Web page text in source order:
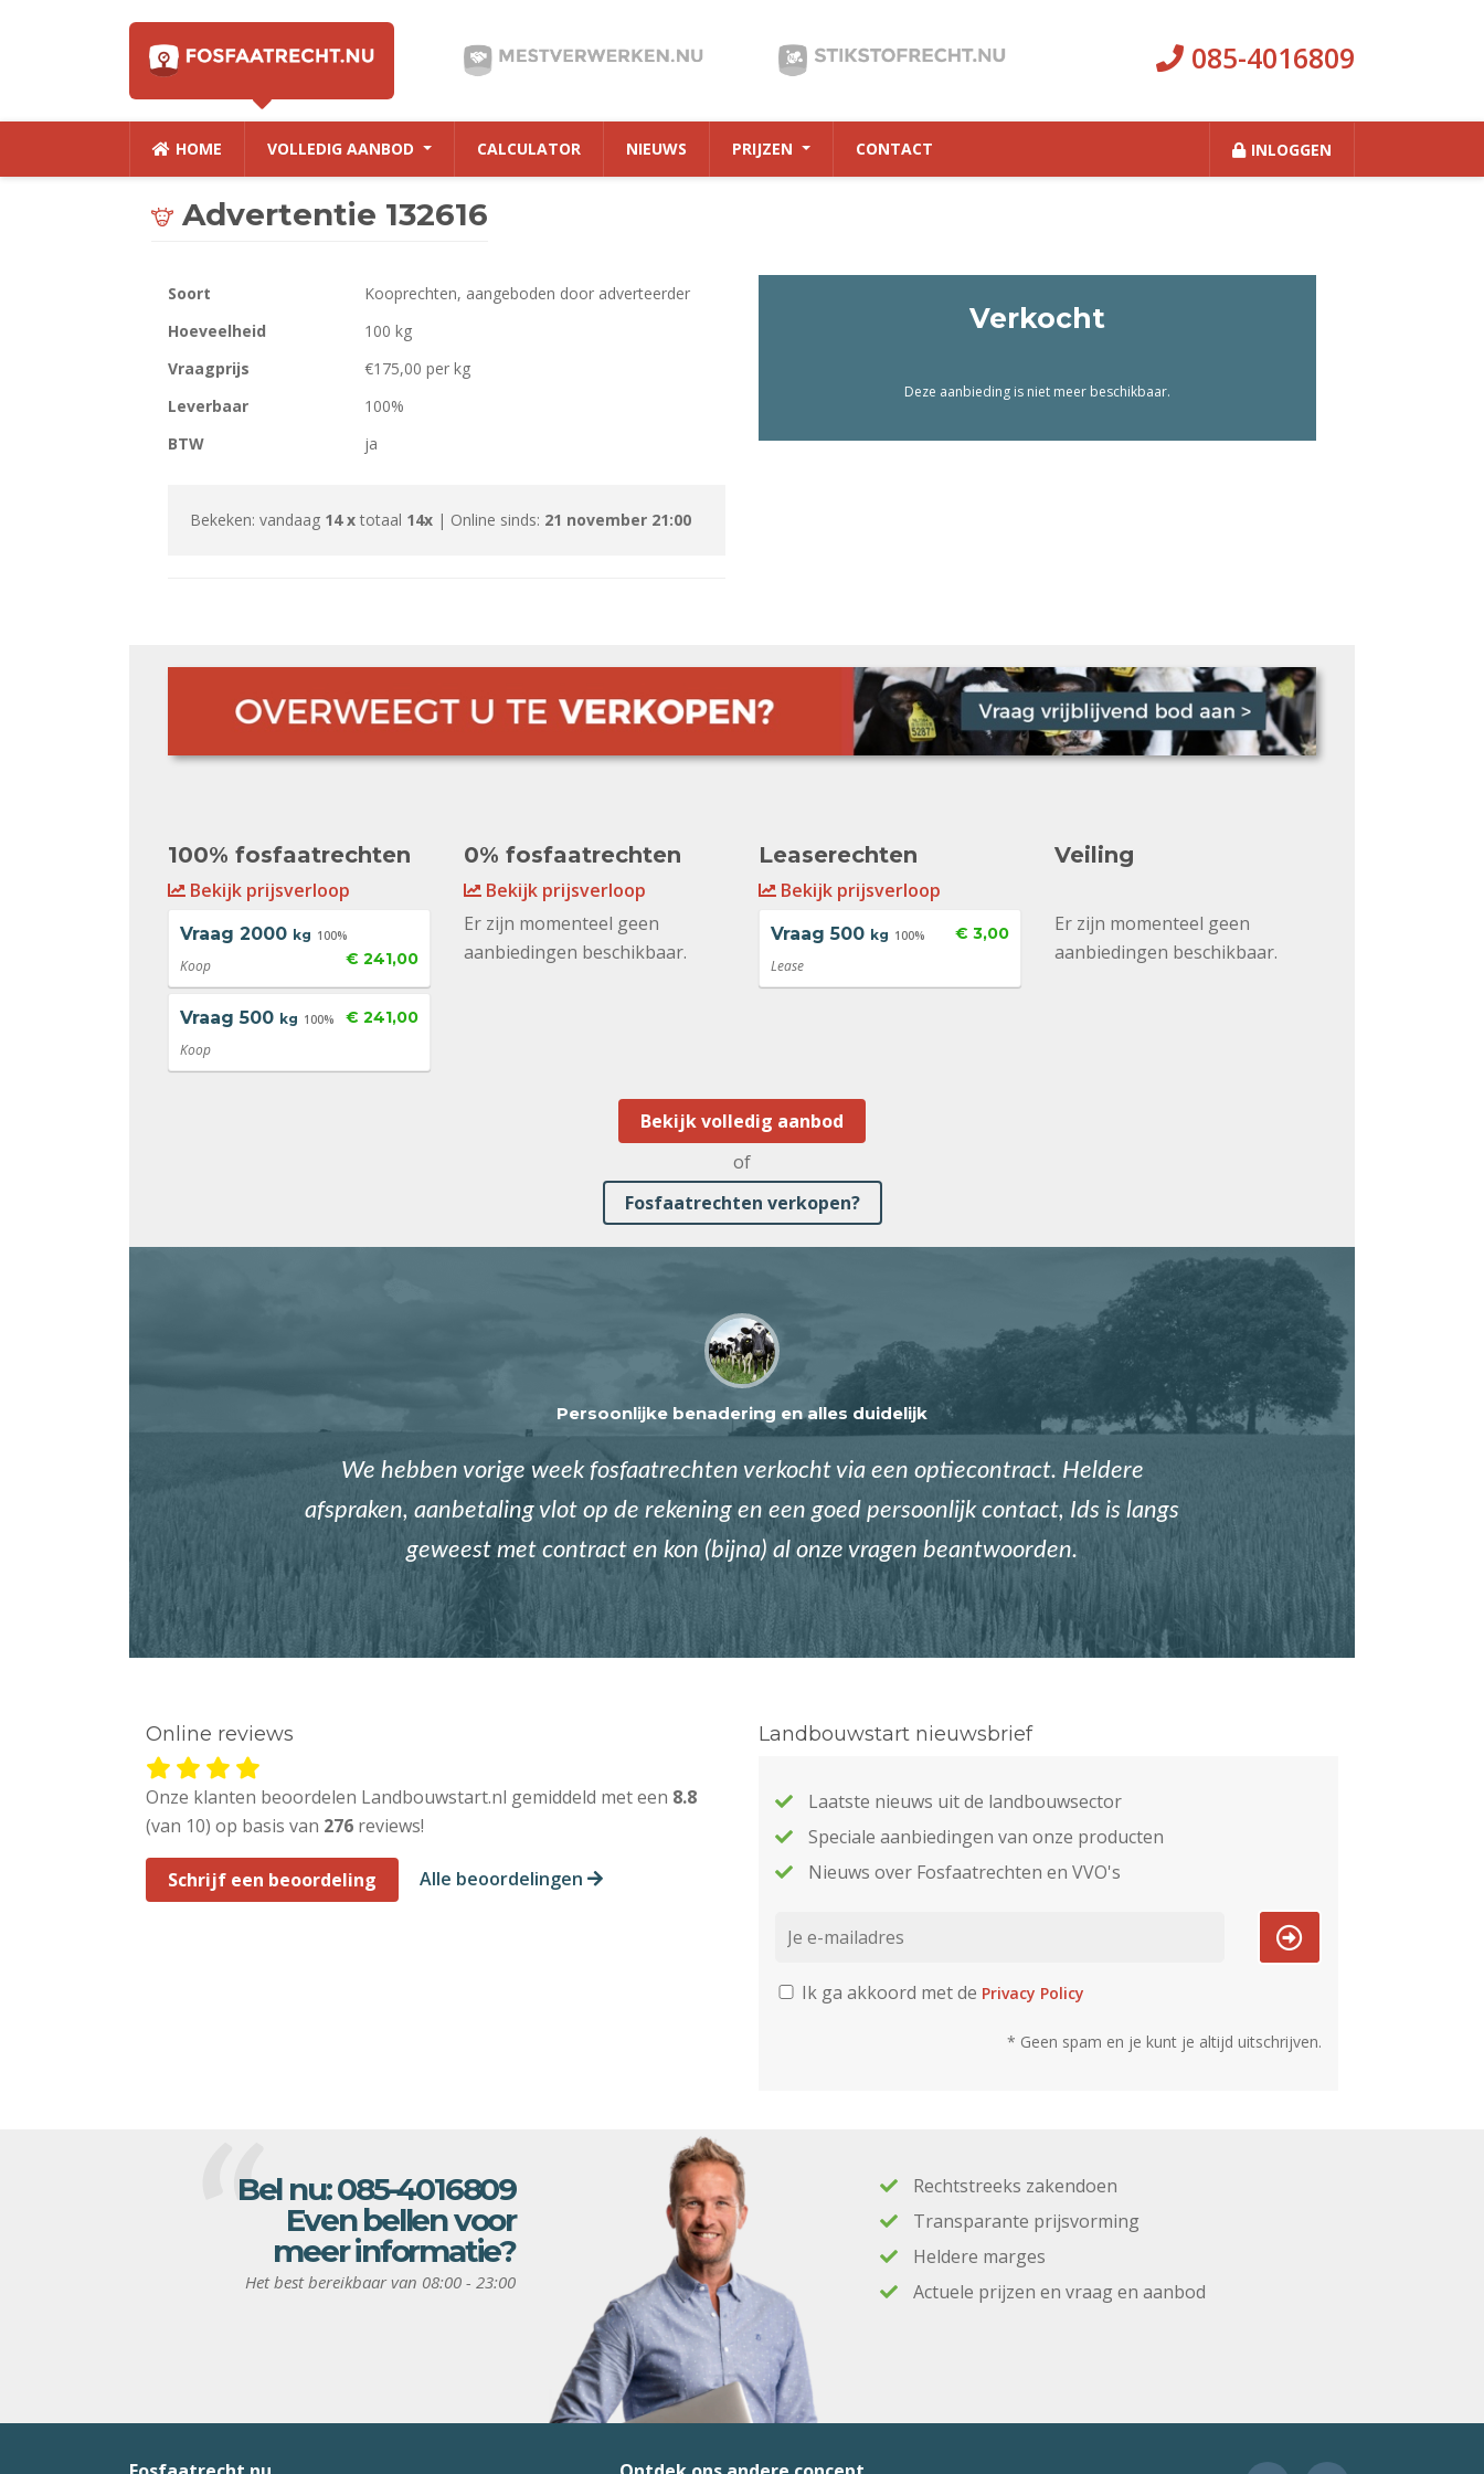
085-4016809
HOME VOLLEDIG AANBOD CALCULATOR NIEUWS PRIJZEN CONTACT INLOGGEN
Advertentie 132616
Soort
Kooprechten, aangeboden door adverteerder
Hoeveelheid
100 kg
Vraagprijs
€175,00 per kg
Leverbaar
100%
BTW
ja
Bekeken: vandaag 14 x totaal 14x | Online sinds: 21 november 21:00
Verkocht
Deze aanbieding is niet meer beschikbaar.
100% fosfaatrechten
Bekijk prijsverloop
Vraag 2000 kg 100%
€ 241,00
Koop
Vraag 500 kg 100% € 241,00
Koop
0% fosfaatrechten
Bekijk prijsverloop
Er zijn momenteel geen
aanbiedingen beschikbaar.
Leaserechten
Bekijk prijsverloop
Vraag 500 kg 100% € 3,00
Lease
Veiling
Er zijn momenteel geen
aanbiedingen beschikbaar.
Bekijk volledig aanbod
of
Fosfaatrechten verkopen?
Persoonlijke benadering en alles duidelijk
We hebben vorige week fosfaatrechten verkocht via een optiecontract. Heldere
afspraken, aanbetaling vlot op de rekening en een goed persoonlijk contact, Ids is langs
geweest met contract en kon (bijna) al onze vragen beantwoorden.
Online reviews
Onze klanten beoordelen Landbouwstart.nl gemiddeld met een 8.8
(van 10) op basis van 276 reviews!
Schrijf een beoordeling Alle beoordelingen
Landbouwstart nieuwsbrief
Laatste nieuws uit de landbouwsector
Speciale aanbiedingen van onze producten
Nieuws over Fosfaatrechten en VVO's
Ik ga akkoord met de Privacy Policy
* Geen spam en je kunt je altijd uitschrijven.
Bel nu:085-4016809
Even bellen voor
meer informatie?
Het best bereikbaar van 08:00 - 23:00
Rechtstreeks zakendoen
Transparante prijsvorming
Heldere marges
Actuele prijzen en vraag en aanbod